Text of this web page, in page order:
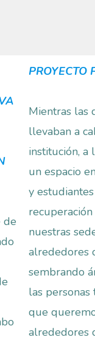
de
PROYECTO
Mientras las
llevaban a
institución, a
un espacio
y
nuestras
alrededores
sembrando
las personas
que
alrededores